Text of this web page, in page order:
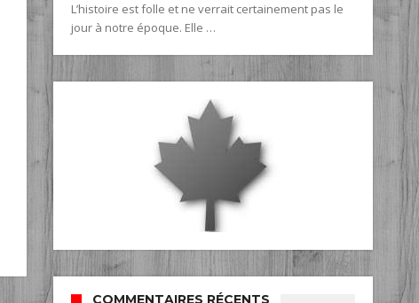
L’histoire est folle et ne verrait certainement pas le
jour à notre époque. Elle …
COMMENTAIRES RÉCENTS